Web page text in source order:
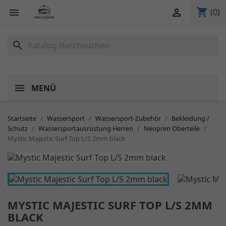
 shopping_cart (0)

search
MENÜ
Startseite Wassersport Wassersport-Zubehör
Bekleidung /
Schutz
Wassersportausrüstung Herren
Neopren Oberteile
Mystic Majestic Surf Top L/S 2mm black
MYSTIC MAJESTIC SURF TOP L/S 2MM
BLACK